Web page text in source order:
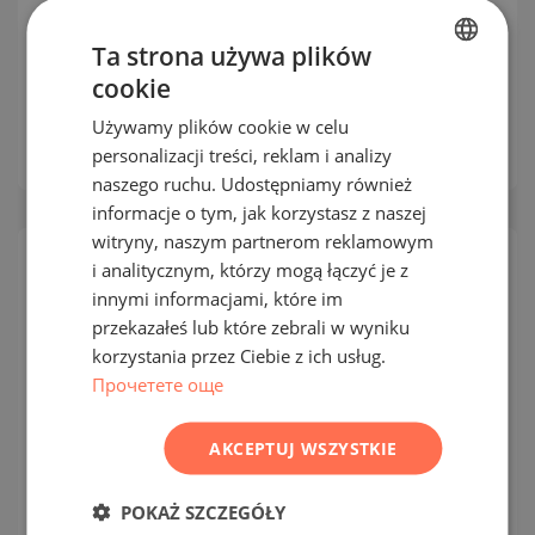
pobliżu miasta Carewo
TSAREVO / BURGAS / BUŁGARIA
Ceny : 340 000-440 000€ (bez VAT)
Ceny za m²: 1 967 - 2 684 €/m (bez VAT)
WTÓRNY
SPRZEDAŻ
ZAKOŃCZONY
PROJEKT
Jednopokojowe mieszkanie w
GERMAN
FRENCH
ROMANIAN
Ta strona używa plików
cookie
Używamy plików cookie w celu
personalizacji treści, reklam i analizy
naszego ruchu. Udostępniamy również
informacje o tym, jak korzystasz z naszej
witryny, naszym partnerom reklamowym
i analitycznym, którzy mogą łączyć je z
innymi informacjami, które im
przekazałeś lub które zebrali w wyniku
korzystania przez Ciebie z ich usług.
Прочетете още
AKCEPTUJ WSZYSTKIE
POKAŻ SZCZEGÓŁY